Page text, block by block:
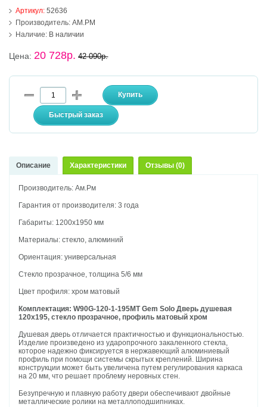
Артикул:52636
Производитель: AM.PM
Наличие: В наличии
Цена:20 728р. 42 090р.
Описание Характеристики Отзывы (0)
Производитель: Ам.Рм
Гарантия от производителя: 3 года
Габариты: 1200х1950 мм
Материалы: стекло, алюминий
Ориентация: универсальная
Стекло прозрачное, толщина 5/6 мм
Цвет профиля: хром матовый
Комплектация: W90G-120-1-195MT Gem Solo Дверь душевая
120х195, стекло прозрачное, профиль матовый хром
Душевая дверь отличается практичностью и функциональностью.
Изделие произведено из ударопрочного закаленного стекла,
которое надежно фиксируется в нержавеющий алюминиевый
профиль при помощи системы скрытых креплений. Ширина
конструкции может быть увеличена путем регулирования каркаса
на 20 мм, что решает проблему неровных стен.
Безупречную и плавную работу двери обеспечивают двойные
металлические ролики на металлоподшипниках.